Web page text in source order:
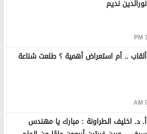
نورالدين نديم
ألقاب .. أم استعراض أهمية ؟ طلعت شناعة
أ. د. اخليف الطراونة : مبارك يا مهندس